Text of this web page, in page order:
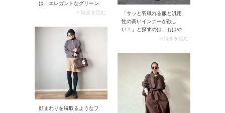
は、エレガントなグリーン
のハイネックカットソーを
ーデも、少し色が足される
だけでグッとこなれた印象
に仕上がります。
> 続きを読む
「サッと羽織れる服と汎用
性の高いインナーが欲し
い！」と探すのは、もはや
夏の恒例行事ですよね。
軽に羽織れるシャツも抜群
に使えるブラタンクトップ
も充実しています。そこで
40代50代におすすめなのが
ユニクロのシャツとブラト
ップの色を揃え、セットア
ップのように着るコーデ。
デコルテ周りや肩を程よく
> 続きを読む
顔まわりを縁取るようなフ